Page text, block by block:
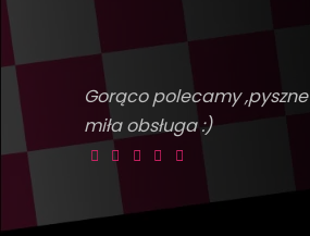
Gorąco polecamy
miła obsługa :)